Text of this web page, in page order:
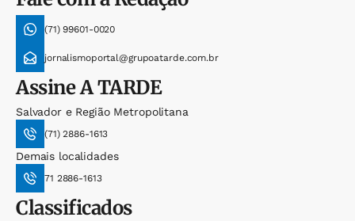
(71) 99601-0020
jornalismoportal@grupoatarde.com.br
AssineA TARDE
Salvador e Região Metropolitana
(71) 2886-1613
Demais localidades
71 2886-1613
Classificados